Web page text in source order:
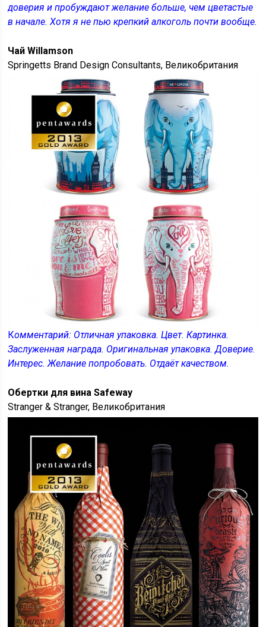
доверия и пробуждают желание больше, чем цветастые
в начале. Хотя я не пью крепкий алкоголь почти вообще.
Чай Willamson
Springetts Brand Design Consultants, Великобритания
Комментарий: Отличная упаковка. Цвет. Картинка.
Заслуженная награда. Оригинальная упаковка. Доверие.
Интерес. Желание попробовать. Отдаёт качеством.
Обертки для вина Safeway
Stranger & Stranger, Великобритания